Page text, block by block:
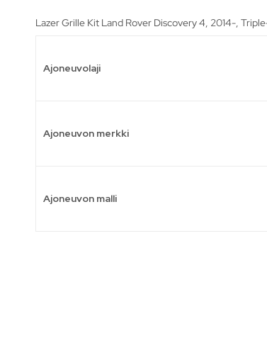
Lazer Grille Kit Land Rover Discovery 4, 2014-,
Ajoneuvolaji
Ajoneuvon merkki
Ajoneuvon malli